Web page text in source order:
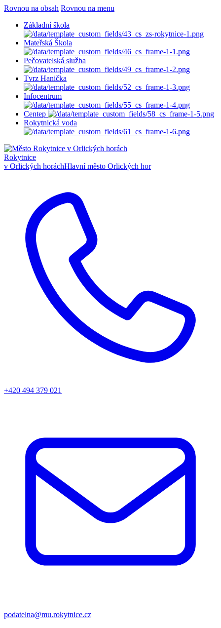
Rovnou na obsah Rovnou na menu
Základní škola
Mateřská Škola
Pečovatelská služba
Tvrz Hanička
Infocentrum
Centep
Rokytnická voda
Rokytnice
v Orlických horáchHlavní město Orlických hor
+420 494 379 021
podatelna@mu.rokytnice.cz